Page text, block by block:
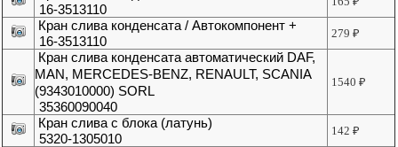
16-3513110
Кран слива конденсата / Автокомпонент +
16-3513110
279₽
Кран слива конденсата автоматический DAF,
MAN, MERCEDES-BENZ, RENAULT, SCANIA
(9343010000) SORL
35360090040
1540₽
Кран слива с блока (латунь)
5320-1305010
142₽